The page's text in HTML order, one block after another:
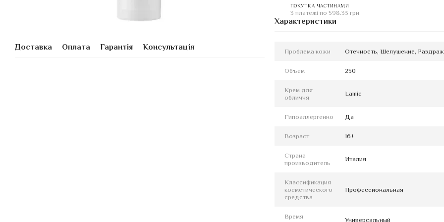
Доставка Оплата Гарантія Консультація
ПОКУПКА ЧАСТИНАМИ
3 платежі по 598.33 грн
Характеристики
Проблема кожи Отечность, Шелушение,
Объем 250
Крем для
обличчя
Lamic
Гипоаллергенно Да
Возраст 16+
Страна
производитель
Италия
Классификация
косметического
средства
Профессиональная
Время
Универсальный